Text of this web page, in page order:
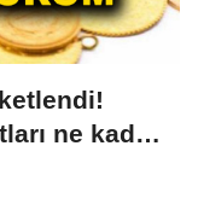
ne kadar